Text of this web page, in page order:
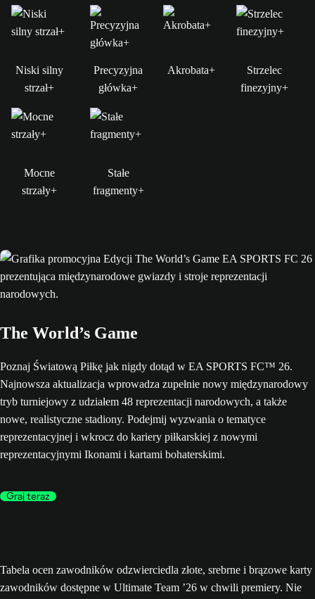
Niski silny
strzał+
Precyzyjna
główka+
Akrobata+
Strzelec
finezyjny+
Mocne
strzały+
Stałe
fragmenty+
The World’s Game
Poznaj Światową Piłkę jak nigdy dotąd w EA SPORTS FC™ 26.
Najnowsza aktualizacja wprowadza zupełnie nowy międzynarodowy
tryb turniejowy z udziałem 48 reprezentacji narodowych, a także
nowe, realistyczne stadiony. Podejmij wyzwania o tematyce
reprezentacyjnej i wkrocz do kariery piłkarskiej z nowymi
reprezentacyjnymi Ikonami i kartami bohaterskimi.
Graj teraz
Tabela ocen zawodników odzwierciedla złote, srebrne i brązowe karty
zawodników dostępne w Ultimate Team ’26 w chwili premiery. Nie